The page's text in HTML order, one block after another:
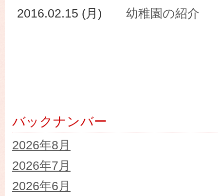
2016.02.15 (月) 幼稚園の紹介
バックナンバー
2026年8月
2026年7月
2026年6月